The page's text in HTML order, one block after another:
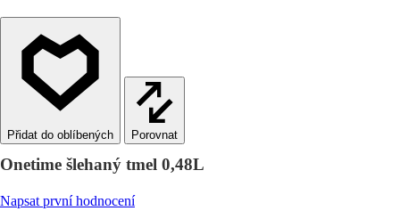
Porovnat
Onetime šlehaný tmel 0,48L
Napsat první hodnocení